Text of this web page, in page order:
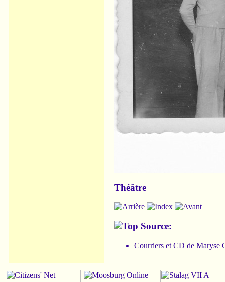
Théâtre
Source:
Courriers et CD de Maryse